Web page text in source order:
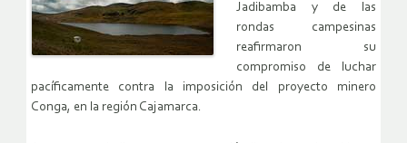
Jadibamba y de las
rondas campesinas
reafirmaron su
compromiso de luchar
pacíficamente contra la imposición del proyecto minero
Conga, en la región Cajamarca.